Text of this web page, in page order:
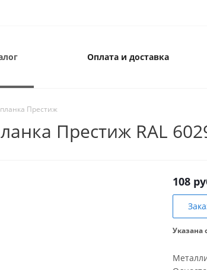
Оплата и доставка
Престиж
Престиж RAL
108
Указана